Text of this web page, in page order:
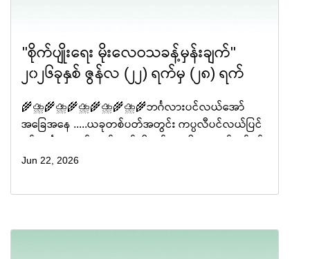
"စိုက်ပျိုးရေး မိုးလေဝသခန့်မှန်းချက်"
၂၀၂၆ခုနှစ် ဇွန်လ (၂၂) ရက်မှ (၂၈) ရက်
🌾⛈️🌾⛈️🌾⛈️🌾⛈️🌾⛈️🌾ဘင်္ဂလားပင်လယ်အော်
အခြေအနေ .....ယခုတစ်ပတ်အတွင်း ကပ္ပလီပင်လယ်ပြင်
(၁)ကြိမ်ဖြစ်ပေါ်နိုင်ပါသည်။ အနောက်တောင်မုတ
Jun 22, 2026